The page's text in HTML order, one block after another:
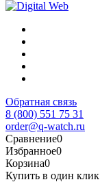
Обратная связь
8 (800) 551 75 31
order@q-watch.ru
Сравнение0
Избранное0
Корзина0
Купить в один клик